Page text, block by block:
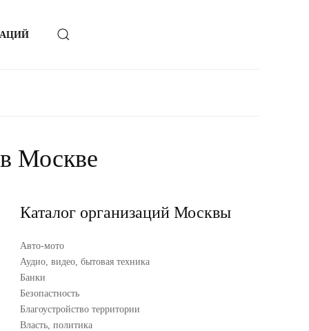
Москве
Каталог организаций Москвы
Авто-мото
Аудио, видео, бытовая техника
Банки
Безопастность
Благоустройство территории
Власть, политика